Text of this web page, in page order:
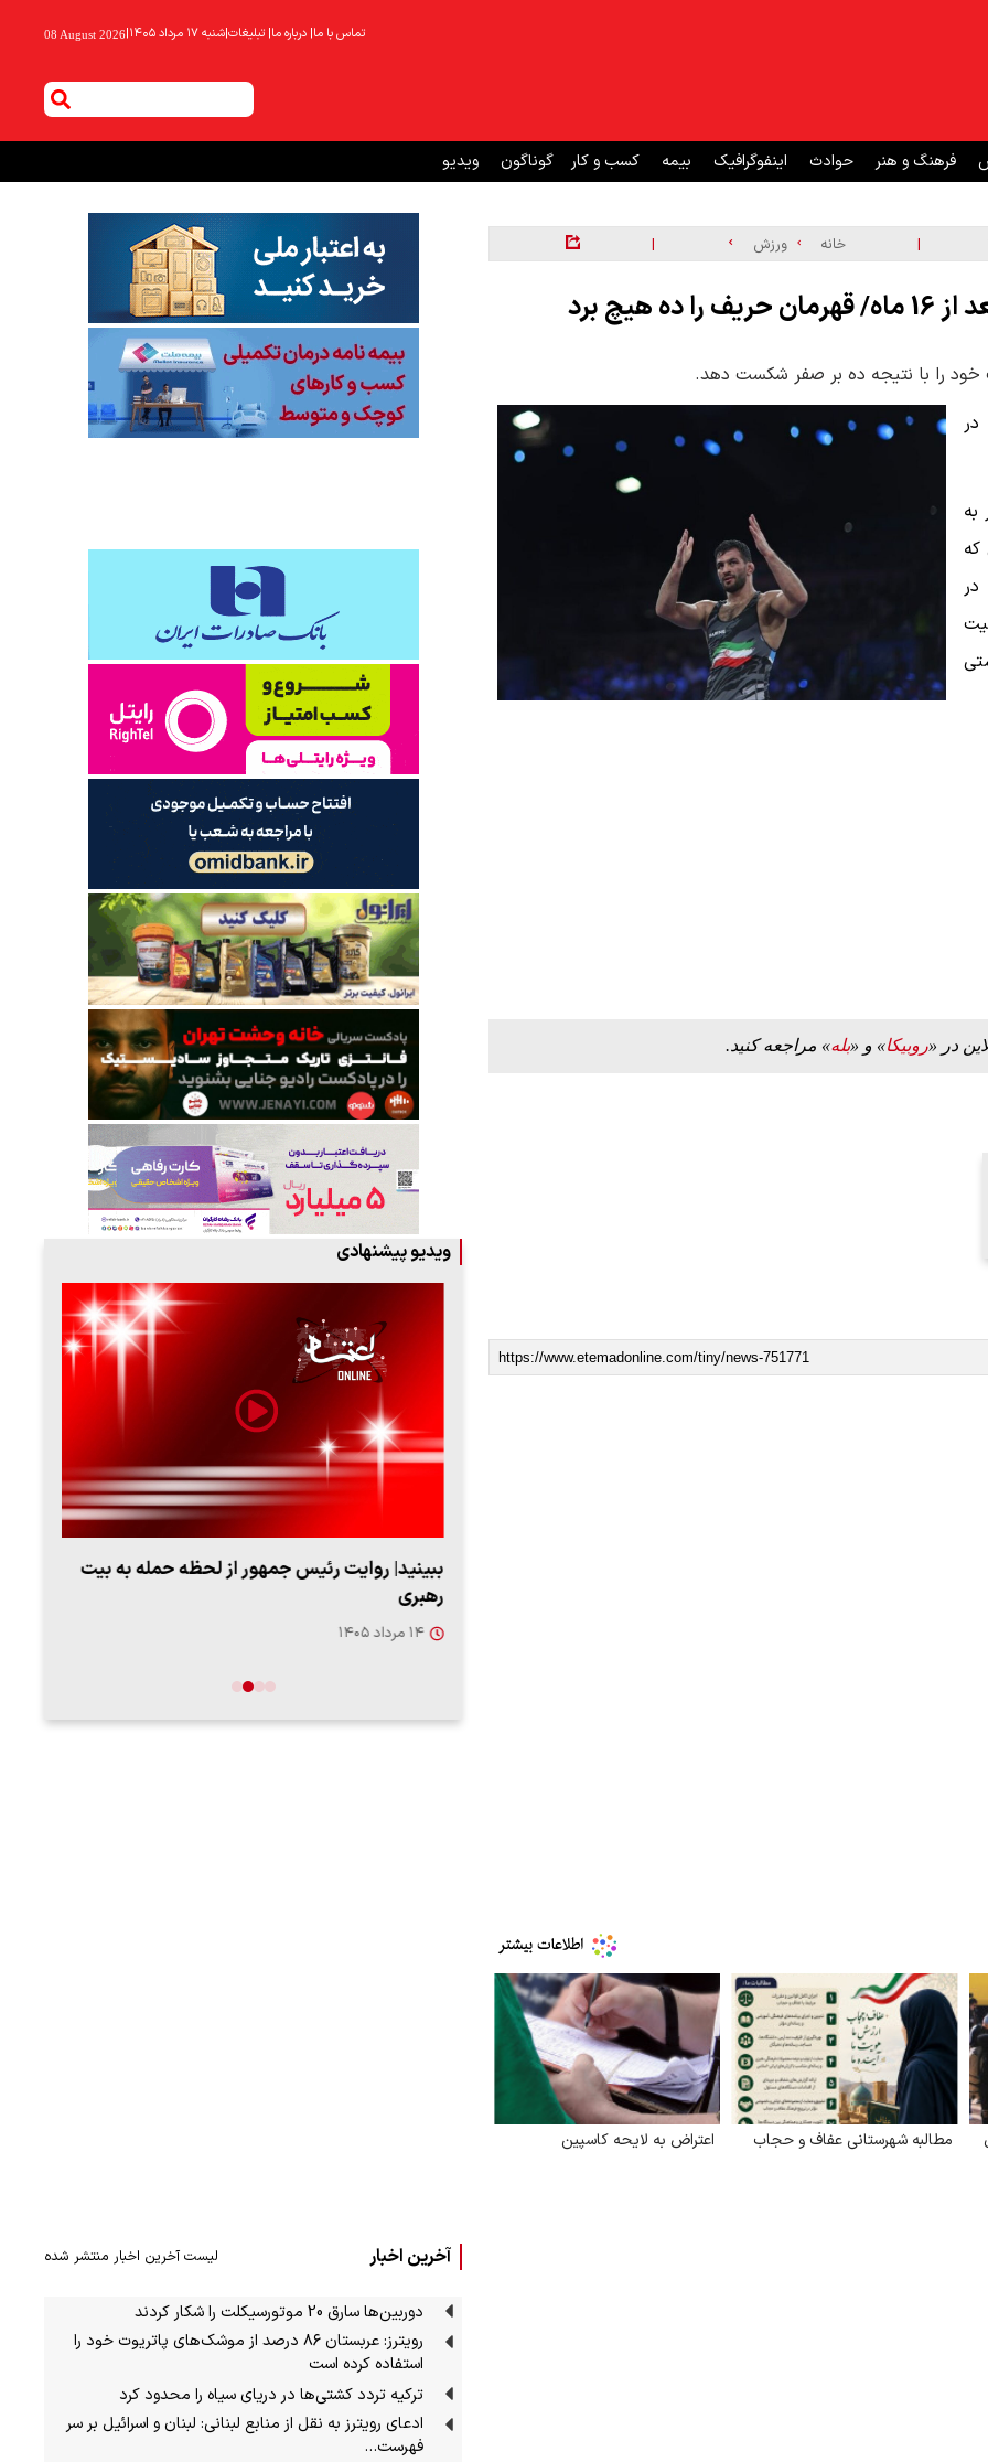
تماس با ما| درباره ما| تبلیغات|شنبه ۱۷ مرداد ۱۴۰۵ |
08 August 2026
فرهنگ و هنر حوادث اینفوگرافیک بیمه کسب و کار گوناگون ویدیو
| خانه ورزش |
برد
خود را با نتیجه ده بر صفر شکست دهد.
در
به
که
در «روبیکا» و «بله» مراجعه کنید.
مطالبه شهرستانی عفاف و حجاب اعتراض به لایحه کاسپین
ویدیو پیشنهادی
ببینید| روایت رئیس جمهور از لحظه حمله به بیت
رهبری
۱۴ مرداد ۱۴۰۵
آخرین اخبار لیست آخرین اخبار منتشر شده
دوربین‌ها سارق 20 موتورسیکلت را شکار کردند
رویترز: عربستان ۸۶ درصد از موشک‌های پاتریوت خود را
استفاده کرده است
ترکیه تردد کشتی‌ها در دریای سیاه را محدود کرد
ادعای رویترز به نقل از منابع لبنانی: لبنان و اسرائیل بر سر
فهرست…